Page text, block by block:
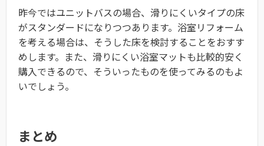
昨今ではユニットバスの場合、滑りにくいタイプの床
がスタンダードになりつつあります。浴室リフォーム
を考える場合は、そうした床を検討することをおすす
めします。また、滑りにくい浴室マットも比較的安く
購入できるので、そういったものを使ってみるのもよ
いでしょう。
まとめ